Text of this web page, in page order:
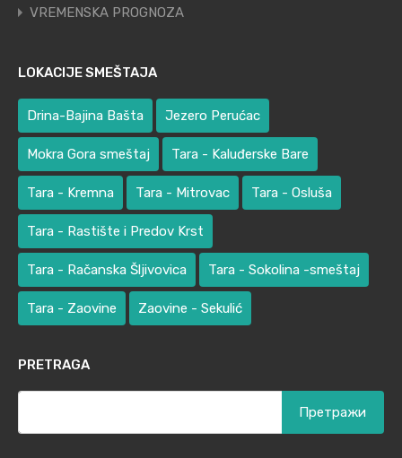
VREMENSKA PROGNOZA
LOKACIJE SMEŠTAJA
Drina-Bajina Bašta Jezero Perućac
Mokra Gora smeštaj Tara - Kaluđerske Bare
Tara - Kremna Tara - Mitrovac Tara - Osluša
Tara - Rastište i Predov Krst
Tara - Račanska Šljivovica Tara - Sokolina -smeštaj
Tara - Zaovine Zaovine - Sekulić
PRETRAGA